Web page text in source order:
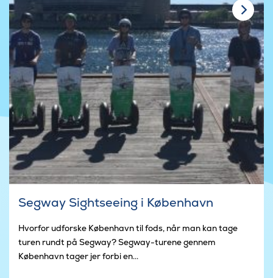
Segway Sightseeing i København
Hvorfor udforske København til fods, når man kan tage
turen rundt på Segway? Segway-turene gennem
København tager jer forbi en...